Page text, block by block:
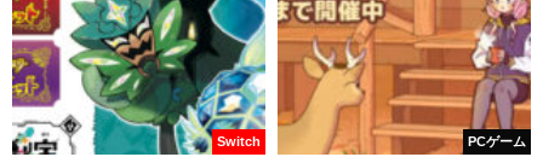
Switch PCゲーム